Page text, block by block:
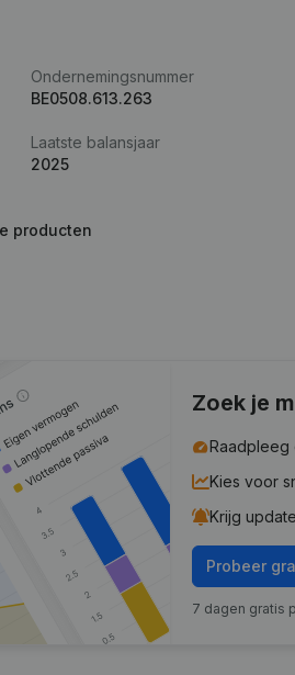
Ondernemingsnummer
BE0508.613.263
Laatste balansjaar
2025
producten
Zoek je
Kies voor
Krijg
Probeer
7 dagen gratis